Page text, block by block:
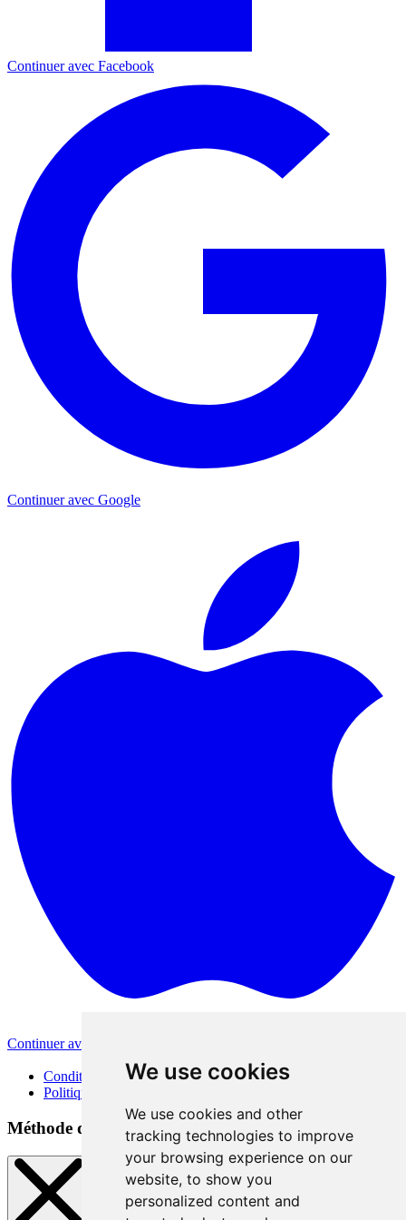
We use cookies
We use cookies and other
tracking technologies to improve
your browsing experience on our
website, to show you
personalized content and
Continuer avec Facebook
Continuer avec Google
Continuer avec Apple
Conditions d'utilisation
Politique de confidentialité
Méthode de connexion